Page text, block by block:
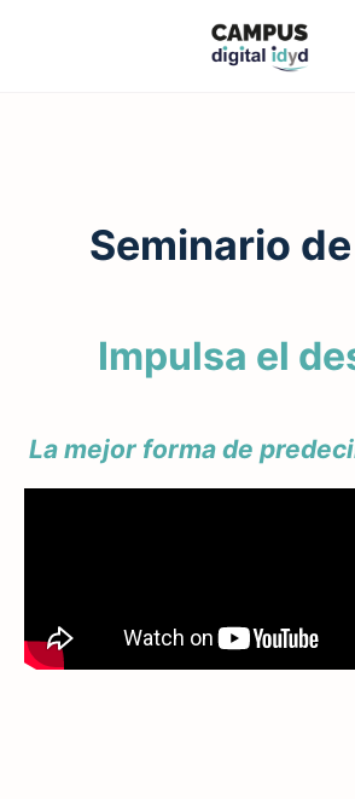
Seminario
Impulsa el
La mejor forma de